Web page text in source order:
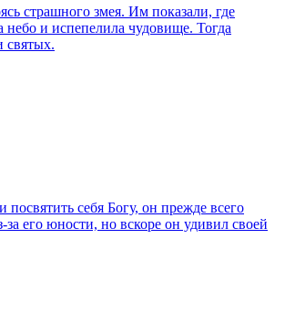
страшного змея. Им показали, где
и испепелила чудовище. Тогда
святых.
себя Богу, он прежде всего
его юности, но вскоре он удивил своей